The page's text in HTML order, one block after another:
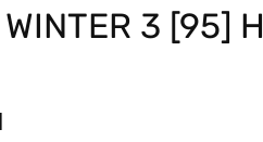
3 [95] H